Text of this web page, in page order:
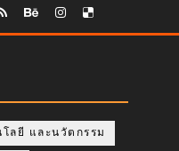
ลยี และนวัตกรรม